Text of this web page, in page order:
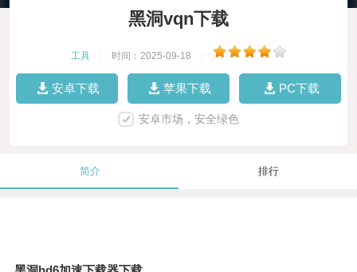
黑洞vqn下载
工具 时间：2025-09-18
安卓下载 苹果下载 PC下载
安卓市场，安全绿色
简介 排行